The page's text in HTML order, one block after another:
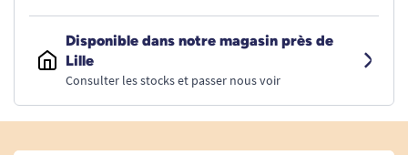
Disponible dans notre magasin près de
Lille
Consulter les stocks et passer nous voir